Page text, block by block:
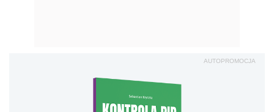
AUTOPROMOCJA